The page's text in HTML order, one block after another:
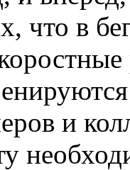
что в
и